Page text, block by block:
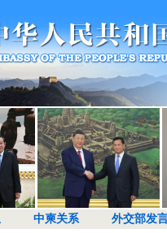
中柬关系 外交部发